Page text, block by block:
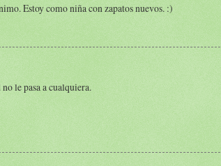
Estoy como niña con zapatos nuevos. :)
le pasa a cualquiera.